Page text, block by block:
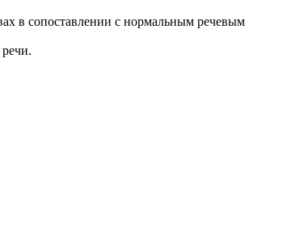
в сопоставлении с нормальным речевым